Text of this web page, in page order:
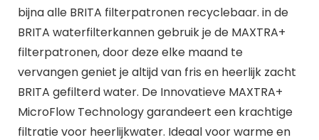
bijna alle BRITA filterpatronen recyclebaar. in de
BRITA waterfilterkannen gebruik je de MAXTRA+
filterpatronen, door deze elke maand te
vervangen geniet je altijd van fris en heerlijk zacht
BRITA gefilterd water. De Innovatieve MAXTRA+
MicroFlow Technology garandeert een krachtige
filtratie voor heerlijkwater. Ideaal voor warme en